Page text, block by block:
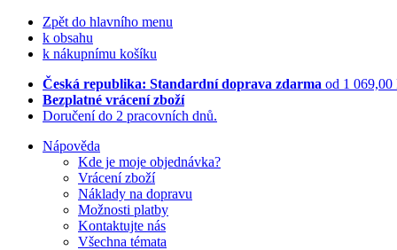
Zpět do hlavního menu
k obsahu
k nákupnímu košíku
Česká republika: Standardní doprava zdarma od 1 069,00
Bezplatné vrácení zboží
Doručení do 2 pracovních dnů.
Nápověda
Kde je moje objednávka?
Vrácení zboží
Náklady na dopravu
Možnosti platby
Kontaktujte nás
Všechna témata